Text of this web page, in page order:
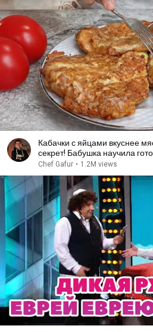
Кабачки с яйцами вкуснее
секрет! Бабушка научила
минут
Chef Gafur • 1.2M views